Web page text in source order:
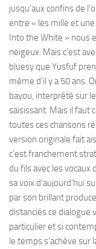
jusqu’aux confins de
entre « les mille et
Into the White » nous
neigeux. Mais c’est
bluesy que Yusfuf
même d’il y a 50 ans.
bayou, interprété sur
saisissant. Mais il faut
toutes ces chansons
version originale fait
c’est franchement
du fils avec les vocaux
sa voix d’aujourd’hui
par son brillant
distanciés ce dialogue
particulier et si
le temps s’achève